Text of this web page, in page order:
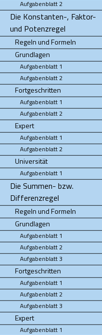
Aufgabenblatt 2
Die Konstanten-, Faktor-
und Potenzregel
Regeln und Formeln
Grundlagen
Aufgabenblatt 1
Aufgabenblatt 2
Fortgeschritten
Aufgabenblatt 1
Aufgabenblatt 2
Expert
Aufgabenblatt 1
Aufgabenblatt 2
Universität
Aufgabenblatt 1
Die Summen- bzw.
Differenzregel
Regeln und Formeln
Grundlagen
Aufgabenblatt 1
Aufgabenblatt 2
Aufgabenblatt 3
Fortgeschritten
Aufgabenblatt 1
Aufgabenblatt 2
Aufgabenblatt 3
Expert
Aufgabenblatt 1